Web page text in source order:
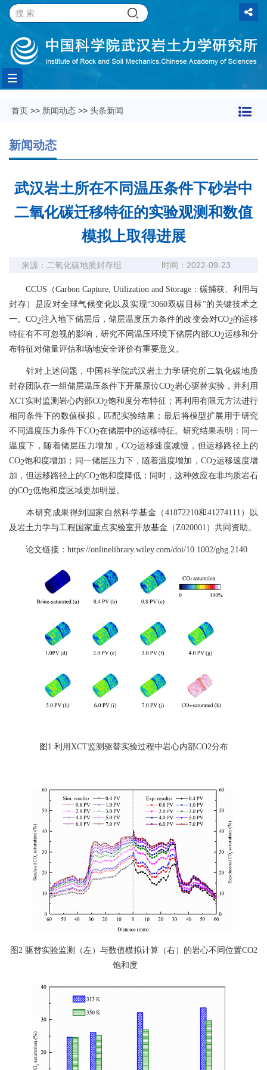
Toggle
navigation
首页 >> 新闻动态 >> 头条新闻
新闻动态
武汉岩土所在不同温压条件下砂岩中
二氧化碳迁移特征的实验观测和数值
模拟上取得进展
来源：二氧化碳地质封存组 时间：2022-09-23
CCUS（Carbon Capture, Utilization and Storage：碳捕获、利用与
封存）是应对全球气候变化以及实现“3060双碳目标”的关键技术之
一。CO2注入地下储层后，储层温度压力条件的改变会对CO2的运移
特征有不可忽视的影响，研究不同温压环境下储层内部CO2运移和分
布特征对储量评估和场地安全评价有重要意义。
针对上述问题，中国科学院武汉岩土力学研究所二氧化碳地质
封存团队在一组储层温压条件下开展原位CO2岩心驱替实验，并利用
XCT实时监测岩心内部CO2饱和度分布特征；再利用有限元方法进行
相同条件下的数值模拟，匹配实验结果；最后将模型扩展用于研究
不同温度压力条件下CO2在储层中的运移特征。研究结果表明：同一
温度下，随着储层压力增加，CO2运移速度减慢，但运移路径上的
CO2饱和度增加；同一储层压力下，随着温度增加，CO2运移速度增
加，但运移路径上的CO2饱和度降低；同时，这种效应在非均质岩石
的CO2低饱和度区域更加明显。
本研究成果得到国家自然科学基金（41872210和41274111）以
及岩土力学与工程国家重点实验室开放基金（Z020001）共同资助。
论文链接：https://onlinelibrary.wiley.com/doi/10.1002/ghg.2140
图1 利用XCT监测驱替实验过程中岩心内部CO2分布
图2 驱替实验监测（左）与数值模拟计算（右）的岩心不同位置CO2
饱和度